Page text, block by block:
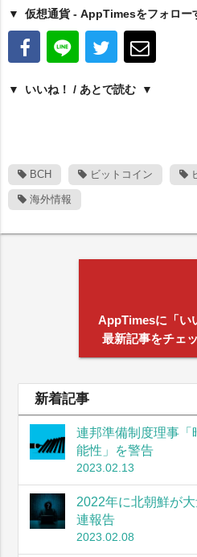
仮想通貨 - AppTimesをフォロー
いいね！ / あとで読む
BCH ビットコイン
海外情報
AppTimesに「い
最新記事をチェ
新着記事
連邦準備制度理事
能性」を警告
2023.02.13
2022年に北朝鮮が
連報告
2023.02.08